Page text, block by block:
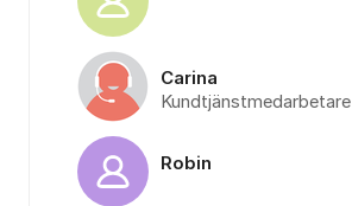
Carina
Kundtjänstmedarbetare
Robin